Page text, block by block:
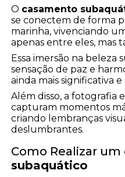
O casamento
se conectem de forma
marinha, vivenciando
apenas entre eles, mas
Essa imersão na beleza
sensação de paz e
ainda mais significativa e
Além disso, a fotografia
capturam momentos
criando lembranças
deslumbrantes.
Como Realizar um
subaquático